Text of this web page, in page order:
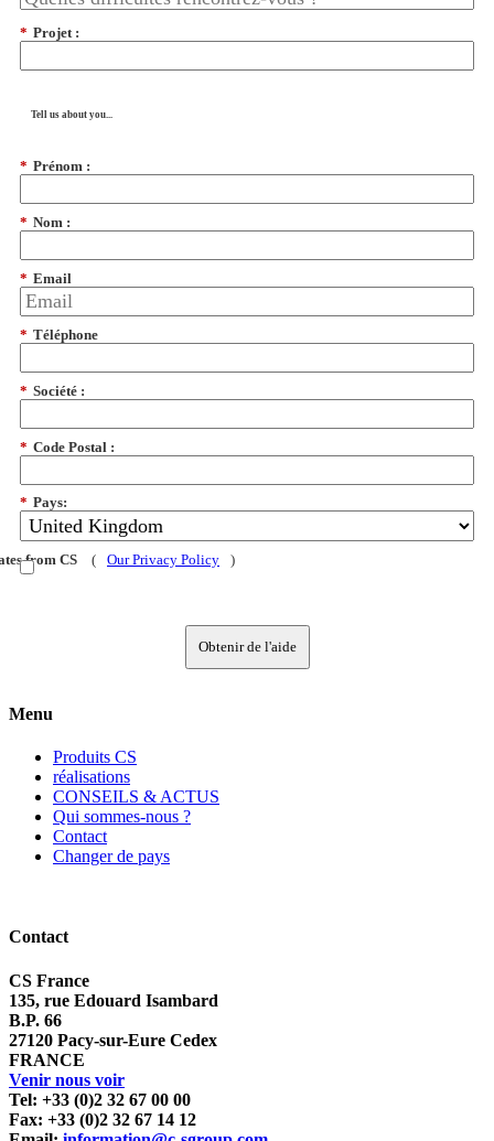
* Projet :
Tell us about you...
* Prénom :
* Nom :
* Email
* Téléphone
* Société :
* Code Postal :
* Pays:
from CS ( Our Privacy Policy )
Obtenir de l'aide
Menu
Produits CS
réalisations
CONSEILS & ACTUS
Qui sommes-nous ?
Contact
Changer de pays
Contact
CS France
135, rue Edouard Isambard
B.P. 66
27120 Pacy-sur-Eure Cedex
FRANCE
Venir nous voir
Tel: +33 (0)2 32 67 00 00
Fax: +33 (0)2 32 67 14 12